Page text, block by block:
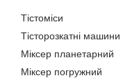
Тістоміси
Тісторозкатні машини
Міксер планетарний
Міксер погружний